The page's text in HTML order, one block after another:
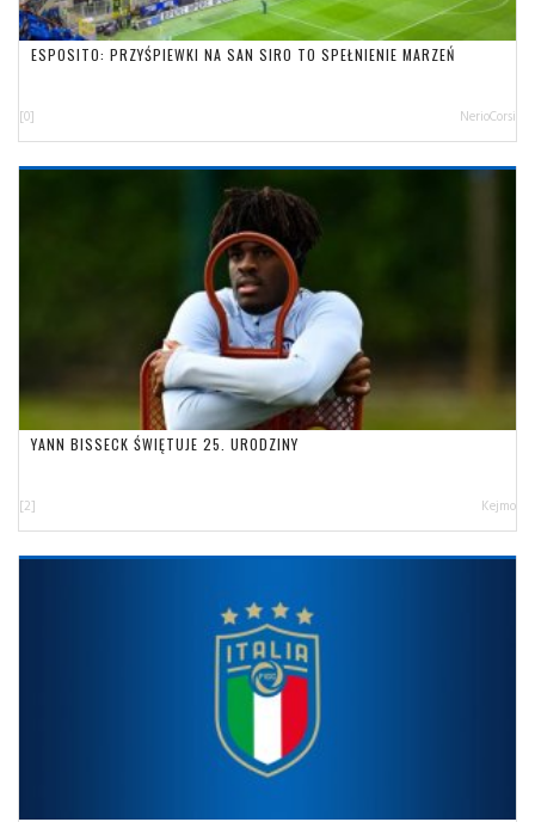
ESPOSITO: PRZYŚPIEWKI NA SAN SIRO TO SPEŁNIENIE MARZEŃ
[0] NerioCorsi
YANN BISSECK ŚWIĘTUJE 25. URODZINY
[2] Kejmo